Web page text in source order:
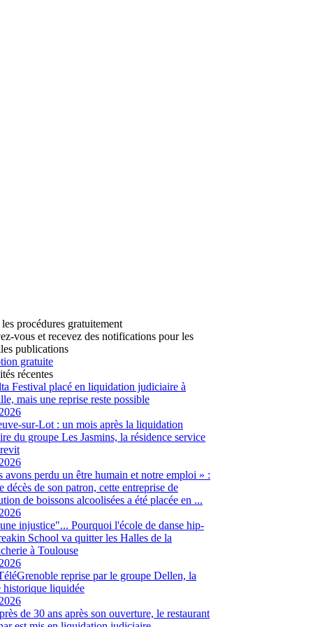
procédures gratuitement
vous et recevez des notifications pour les
publications
gratuite
récentes
Festival placé en liquidation judiciaire à
mais une reprise reste possible
sur-Lot : un mois après la liquidation
du groupe Les Jasmins, la résidence service
avons perdu un être humain et notre emploi » :
décès de son patron, cette entreprise de
de boissons alcoolisées a été placée en ...
injustice"... Pourquoi l'école de danse hip-
School va quitter les Halles de la
à Toulouse
reprise par le groupe Dellen, la
historique liquidée
de 30 ans après son ouverture, le restaurant